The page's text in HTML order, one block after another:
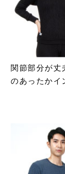
関節部分が丈
のあったかイ